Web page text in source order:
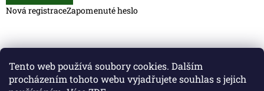
Tento web používá soubory cookies. Dalším
procházením tohoto webu vyjadřujete souhlas s jejich
Nová registraceZapomenuté heslo